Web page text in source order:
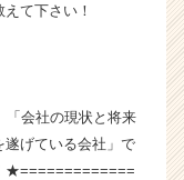
て下さい！
「会社の現状と将来
遂げている会社」で
★=============